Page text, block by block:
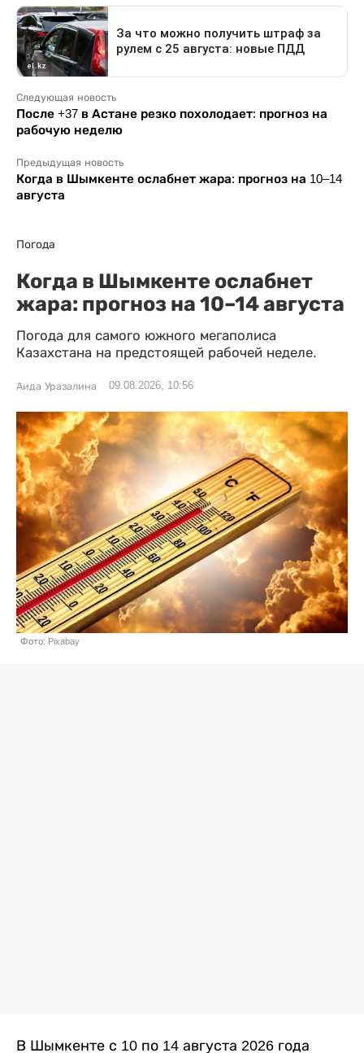
Следующая новость
После +37 в Астане резко похолодает: прогноз на
рабочую неделю
Предыдущая новость
Когда в Шымкенте ослабнет жара: прогноз на 10–14
августа
Погода
Когда в Шымкенте ослабнет
жара: прогноз на 10–14 августа
Погода для самого южного мегаполиса
Казахстана на предстоящей рабочей неделе.
Аида Уразалина 09.08.2026, 10:56
Фото: Pixabay
В Шымкенте с 10 по 14 августа 2026 года